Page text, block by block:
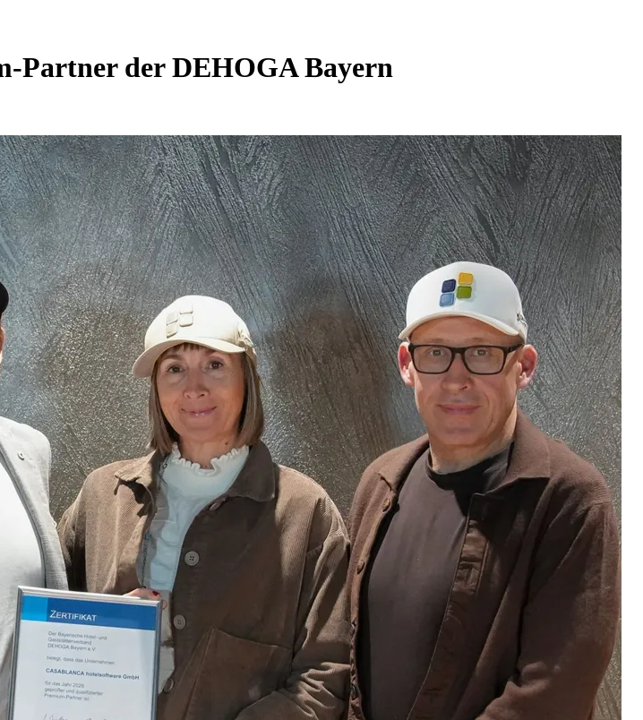
Partner der DEHOGA Bayern